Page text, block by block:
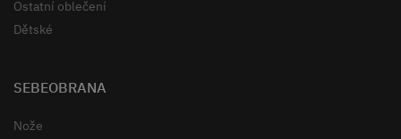
Ostatní oblečení
Dětské
SEBEOBRANA
Nože